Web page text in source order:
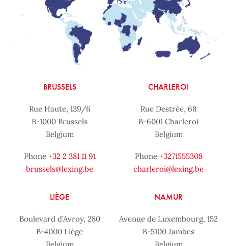
BRUSSELS
Rue Haute, 139/6
B-1000 Brussels
Belgium
Phone +32 2 381 11 91
brussels@lexing.be
CHARLEROI
Rue Destrée, 68
B-6001 Charleroi
Belgium
Phone +3271555308
charleroi@lexing.be
LIÈGE
Boulevard d’Avroy, 280
B-4000 Liège
NAMUR
Avenue de Luxembourg, 152
B-5100 Jambes